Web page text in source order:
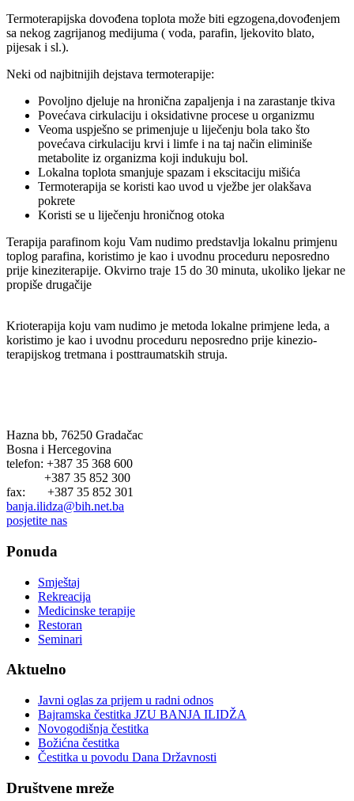
Termoterapijska dovođena toplota može biti egzogena,dovođenjem
sa nekog zagrijanog medijuma ( voda, parafin, ljekovito blato,
pijesak i sl.).
Neki od najbitnijih dejstava termoterapije:
Povoljno djeluje na hronična zapaljenja i na zarastanje tkiva
Povećava cirkulaciju i oksidativne procese u organizmu
Veoma uspješno se primenjuje u liječenju bola tako što
povećava cirkulaciju krvi i limfe i na taj način eliminiše
metabolite iz organizma koji indukuju bol.
Lokalna toplota smanjuje spazam i ekscitaciju mišića
Termoterapija se koristi kao uvod u vježbe jer olakšava
pokrete
Koristi se u liječenju hroničnog otoka
Terapija parafinom koju Vam nudimo predstavlja lokalnu primjenu
toplog parafina, koristimo je kao i uvodnu proceduru neposredno
prije kineziterapije. Okvirno traje 15 do 30 minuta, ukoliko ljekar ne
propiše drugačije
Krioterapija koju vam nudimo je metoda lokalne primjene leda, a
koristimo je kao i uvodnu proceduru neposredno prije kinezio-
terapijskog tretmana i posttraumatskih struja.
Hazna bb, 76250 Gradačac
Bosna i Hercegovina
telefon: +387 35 368 600
+387 35 852 300
fax: +387 35 852 301
banja.ilidza@bih.net.ba
posjetite nas
Ponuda
Smještaj
Rekreacija
Medicinske terapije
Restoran
Seminari
Aktuelno
Javni oglas za prijem u radni odnos
Bajramska čestitka JZU BANJA ILIDŽA
Novogodišnja čestitka
Božićna čestitka
Čestitka u povodu Dana Državnosti
Društvene mreže